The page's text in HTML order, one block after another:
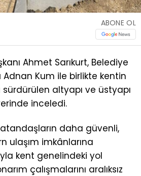
ABONE OL
Ahmet Sarıkurt, Belediye
Adnan Kum ile birlikte kentin
sürdürülen altyapı ve üstyapı
inceledi.
daha güvenli,
ulaşım imkânlarına
kent genelindeki yol
çalışmalarını aralıksız